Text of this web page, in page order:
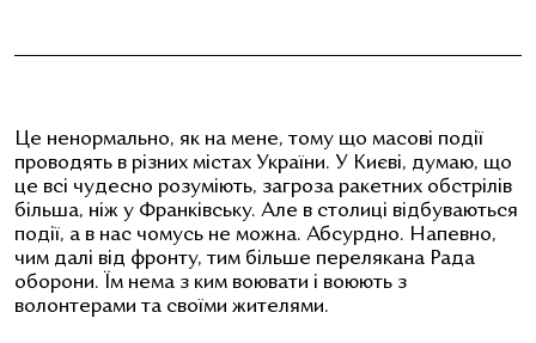
Це ненормально, як на мене, тому що масові події
проводять в різних містах України. У Києві, думаю, що
це всі чудесно розуміють, загроза ракетних обстрілів
більша, ніж у Франківську. Але в столиці відбуваються
події, а в нас чомусь не можна. Абсурдно. Напевно,
чим далі від фронту, тим більше перелякана Рада
оборони. Їм нема з ким воювати і воюють з
волонтерами та своїми жителями.